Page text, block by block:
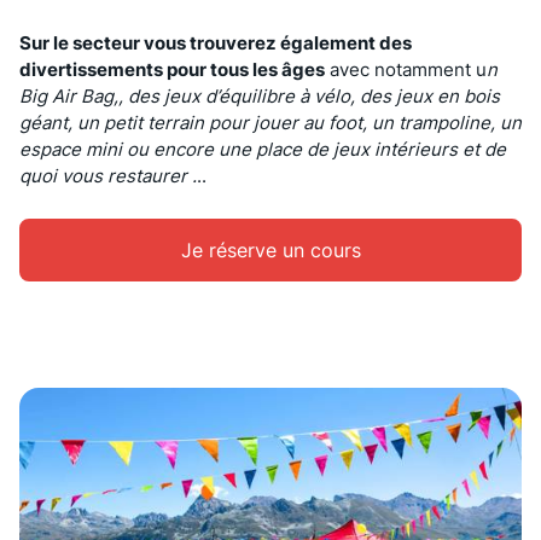
Sur le secteur vous trouverez également des
divertissements pour tous les âges avec notamment un
Big Air Bag,, des jeux d’équilibre à vélo, des jeux en bois
géant, un petit terrain pour jouer au foot, un trampoline, un
espace mini ou encore une place de jeux intérieurs et de
quoi vous restaurer ...
Je réserve un cours